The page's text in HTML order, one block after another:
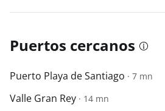
Puertos cercanos
Puerto Playa de Santiago · 7 mn
Valle Gran Rey · 14 mn